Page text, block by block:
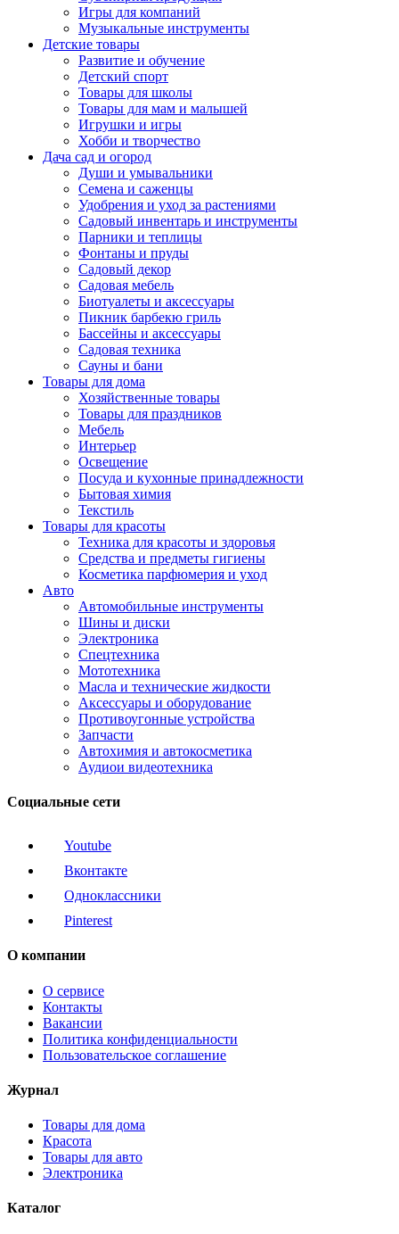
Игры для компаний
Музыкальные инструменты
Детские товары
Развитие и обучение
Детский спорт
Товары для школы
Товары для мам и малышей
Игрушки и игры
Хобби и творчество
Дача сад и огород
Души и умывальники
Семена и саженцы
Удобрения и уход за растениями
Садовый инвентарь и инструменты
Парники и теплицы
Фонтаны и пруды
Садовый декор
Садовая мебель
Биотуалеты и аксессуары
Пикник барбекю гриль
Бассейны и аксессуары
Садовая техника
Сауны и бани
Товары для дома
Хозяйственные товары
Товары для праздников
Мебель
Интерьер
Освещение
Посуда и кухонные принадлежности
Бытовая химия
Текстиль
Товары для красоты
Техника для красоты и здоровья
Средства и предметы гигиены
Косметика парфюмерия и уход
Авто
Автомобильные инструменты
Шины и диски
Электроника
Спецтехника
Мототехника
Масла и технические жидкости
Аксессуары и оборудование
Противоугонные устройства
Запчасти
Автохимия и автокосметика
Аудиои видеотехника
Социальные сети
Youtube
Вконтакте
Одноклассники
Pinterest
О компании
О сервисе
Контакты
Вакансии
Политика конфиденциальности
Пользовательское соглашение
Журнал
Товары для дома
Красота
Товары для авто
Электроника
Каталог